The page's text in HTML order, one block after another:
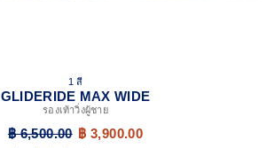
1 สี
GLIDERIDE MAX WIDE
รองเท้าวิ่งผู้ชาย
฿ 6,500.00 ฿ 3,900.00